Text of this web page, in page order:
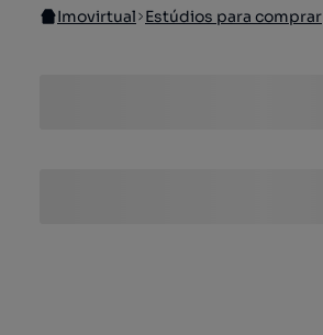
Imovirtual Estúdios para comprar